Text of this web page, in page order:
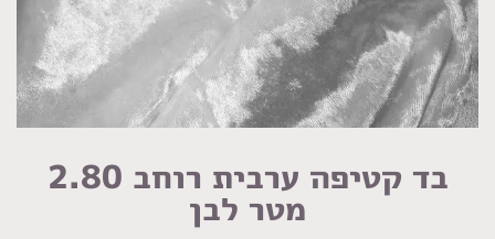
בד קטיפה ערבית רוחב 2.80
מטר לבן